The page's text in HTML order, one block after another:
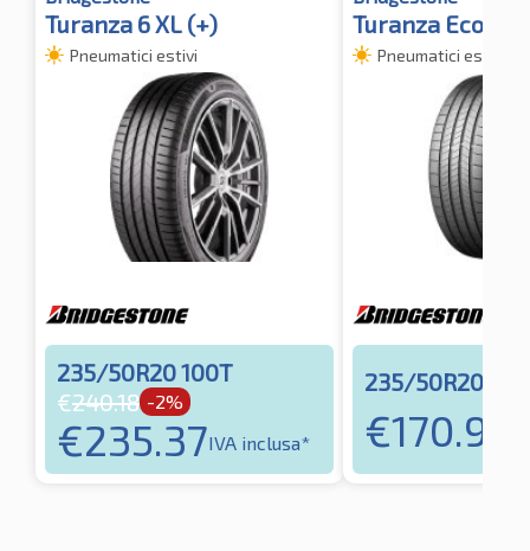
Turanza 6 XL (+)
Pneumatici estivi
235/50R20 100T
€240.18 -2%
€235.37IVA inclusa*
Turanza Eco (+)
Pneumatici estivi
235/50R20
€170.90